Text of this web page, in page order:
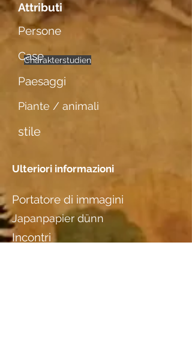
Attributi
Persone
einzelne
weibl. Figuren
Portraits
Charakterstudien
Case
Paesaggi
Piante / animali
stile
Ulteriori informazioni
Portatore di immagini
Japanpapier dünn
Incontri